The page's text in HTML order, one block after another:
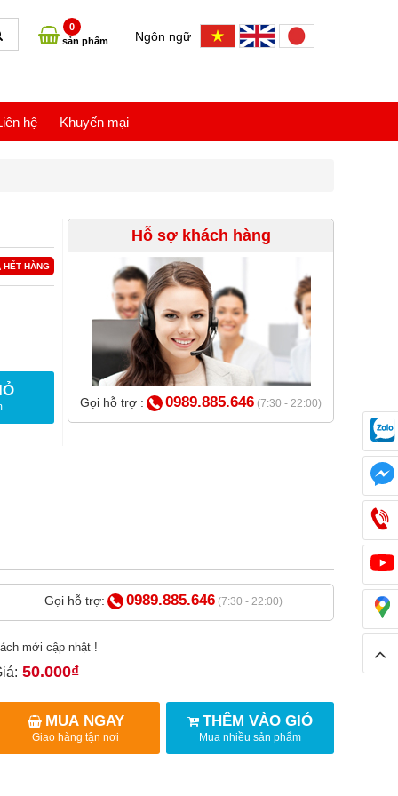
0
sản phẩm
Ngôn ngữ
hệ Khuyến mại
HẾT HÀNG
Hỗ sợ khách hàng
Gọi hỗ trợ : 0989.885.646 (7:30 - 22:00)
Gọi hỗ trợ: 0989.885.646 (7:30 - 22:00)
mới cập nhật !
50.000₫
MUA NGAY
Giao hàng tận nơi
THÊM VÀO GIỎ
Mua nhiều sản phẩm